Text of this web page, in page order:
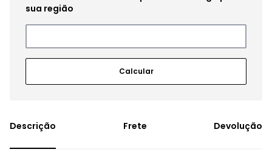
Frete Devolução